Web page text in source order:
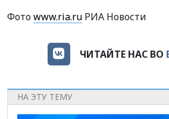
Фотоwww.ria.ru РИА Новости
ЧИТАЙТЕ НАС ВО
НА ЭТУ ТЕМУ